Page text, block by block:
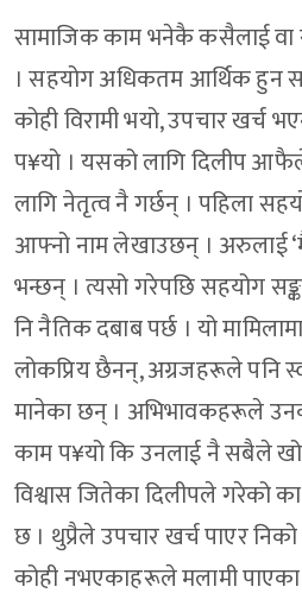
सामाजिक काम भनेकै कसैलाई वा
। सहयोग अधिकतम आर्थिक हुन
कोही विरामी भयो, उपचार खर्च
प¥यो । यसको लागि दिलीप
लागि नेतृत्व नै गर्छन् । पहिला
आफ्नो नाम लेखाउछन् । अरुलाई
भन्छन् । त्यसो गरेपछि सहयोग
नि नैतिक दबाब पर्छ । यो
लोकप्रिय छैनन्, अग्रजहरूले पनि
मानेका छन् । अभिभावकहरूले
काम प¥यो कि उनलाई नै सबैले
विश्वास जितेका दिलीपले गरेको
छ । थुप्रैले उपचार खर्च पाएर निको
कोही नभएकाहरूले मलामी पाएका